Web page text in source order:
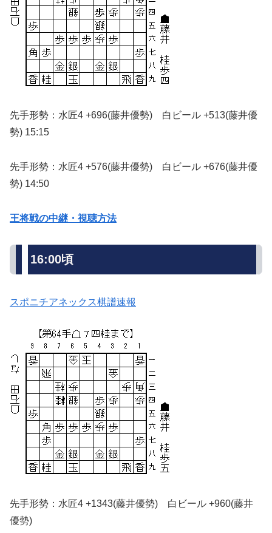
先手形勢：水匠4 +696(藤井優勢) 白ビール +513(藤井優
勢) 15:15
先手形勢：水匠4 +576(藤井優勢) 白ビール +676(藤井優
勢) 14:50
王将戦の中継・視聴方法
16:00頃
スポニチアネックス棋譜速報
先手形勢：水匠4 +1343(藤井優勢) 白ビール +960(藤井
優勢)